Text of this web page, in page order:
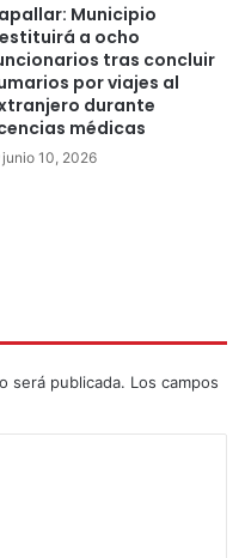
de salud municipal
a domicilio a
Municipio
a ocho
tras concluir
por viajes al
durante
médicas
junio 10, 2026
será publicada. Los campos